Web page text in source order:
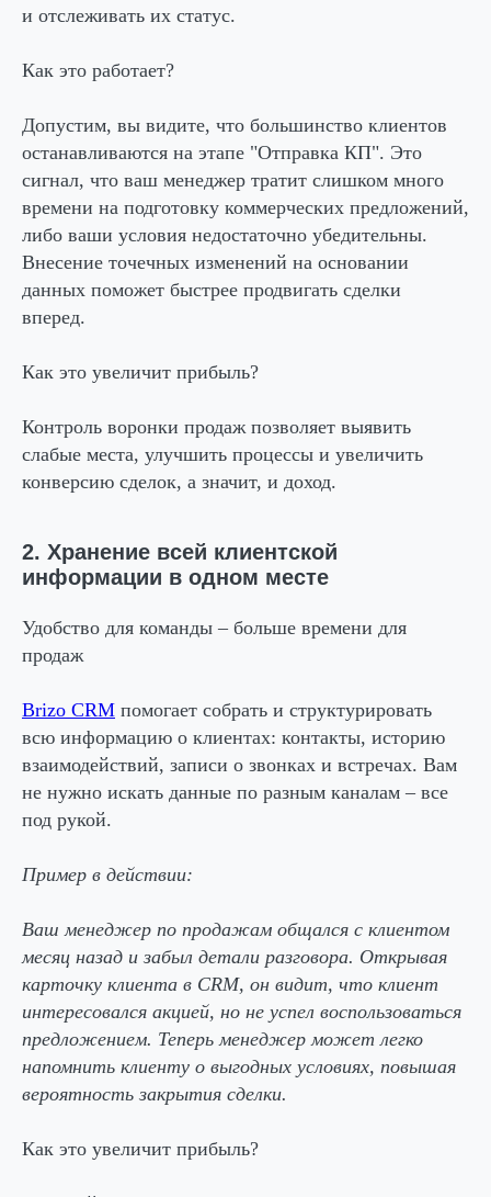
и отслеживать их статус.
Как это работает?
Допустим, вы видите, что большинство клиентов
останавливаются на этапе "Отправка КП". Это
сигнал, что ваш менеджер тратит слишком много
времени на подготовку коммерческих предложений,
либо ваши условия недостаточно убедительны.
Внесение точечных изменений на основании
данных поможет быстрее продвигать сделки
вперед.
Как это увеличит прибыль?
Контроль воронки продаж позволяет выявить
слабые места, улучшить процессы и увеличить
конверсию сделок, а значит, и доход.
2. Хранение всей клиентской
информации в одном месте
Удобство для команды – больше времени для
продаж
Brizo CRM помогает собрать и структурировать
всю информацию о клиентах: контакты, историю
взаимодействий, записи о звонках и встречах. Вам
не нужно искать данные по разным каналам – все
под рукой.
Пример в действии:
Ваш менеджер по продажам общался с клиентом
месяц назад и забыл детали разговора. Открывая
карточку клиента в CRM, он видит, что клиент
интересовался акцией, но не успел воспользоваться
предложением. Теперь менеджер может легко
напомнить клиенту о выгодных условиях, повышая
вероятность закрытия сделки.
Как это увеличит прибыль?